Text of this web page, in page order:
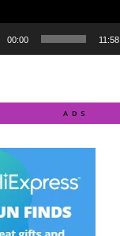
00:00 11:58
ADS